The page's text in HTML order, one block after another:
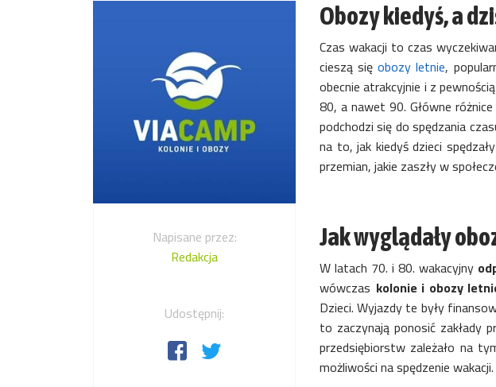
Napisane przez:
Redakcja
Udostępnij:
Obozy kiedyś, a
Czas wakacji to czas
cieszą sięobozy letnie,
obecnie atrakcyjnie i z
80, a nawet 90. Główne
podchodzi się do spędzania
na to, jak kiedyś dzieci
przemian, jakie zaszły w
Jak wyglądały
W latach 70. i 80. wakacyjny
wówczas kolonie i obozy
Dzieci. Wyjazdy te były
to zaczynają ponosić zakłady
przedsiębiorstw zależało na
możliwości na spędzenie wakacji.